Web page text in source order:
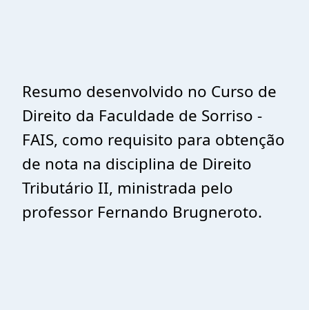
Resumo desenvolvido no Curso de
Direito da Faculdade de Sorriso -
FAIS, como requisito para obtenção
de nota na disciplina de Direito
Tributário II, ministrada pelo
professor Fernando Brugneroto.